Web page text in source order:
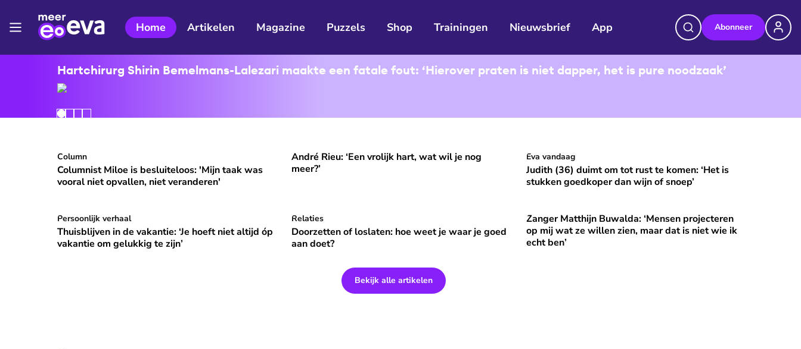
Home Artikelen Magazine Puzzels Shop Trainingen Nieuwsbrief App Abonneer
Hartchirurg Shirin Bemelmans-Lalezari maakte een fatale fout: ‘Hierover praten is niet dapper, het is pure noodzaak’
Columnist Miloe is besluiteloos: 'Mijn taak was vooral niet opvallen, niet veranderen'
⭐ Premium
Column
Columnist Miloe is besluiteloos: 'Mijn taak was
vooral niet opvallen, niet veranderen'
André Rieu: ‘Een vrolijk hart, wat wil je nog meer?’
⭐ Premium
André Rieu: ‘Een vrolijk hart, wat wil je nog
meer?’
Judith (36) duimt om tot rust te komen: ‘Het is stukken
⭐Premium
Eva vandaag
Judith (36) duimt om tot rust te komen: ‘Het is
stukken goedkoper dan wijn of snoep’
Thuisblijven in de vakantie: ‘Je hoeft niet altijd óp vakantie om gelukkig te zijn’
Persoonlijk verhaal
Thuisblijven in de vakantie: ‘Je hoeft niet altijd óp
vakantie om gelukkig te zijn’
Doorzetten of loslaten: hoe weet je waar je goed aan doet?
⭐
Relaties
Doorzetten of loslaten: hoe weet je waar je goed
aan doet?
Zanger Matthijn Buwalda: ‘Mensen projecteren op mij wat ze
⭐Premium
Zanger Matthijn Buwalda: ‘Mensen projecteren
op mij wat ze willen zien, maar dat is niet wie ik
echt ben’
Bekijk alle artikelen